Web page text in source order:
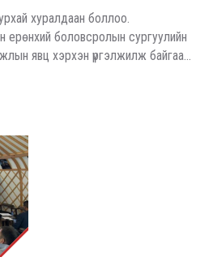
хуралдаан боллоо.
ерөнхий боловсролын сургуулийн
явц хэрхэн үргэлжилж байгаа...